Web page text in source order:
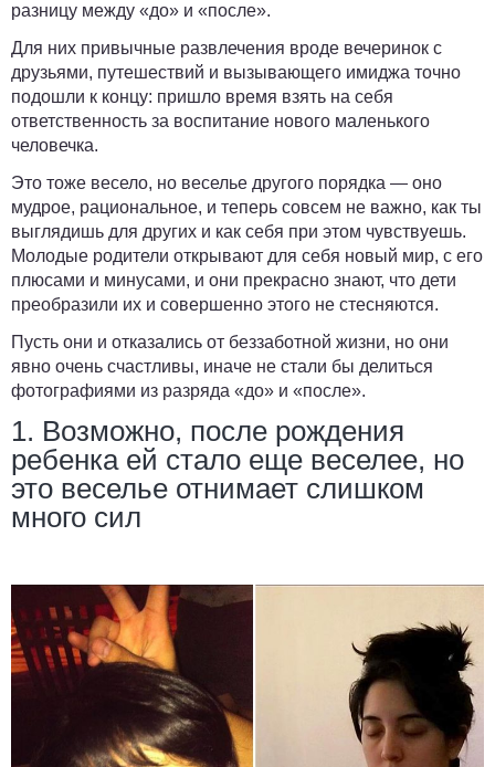
разницу между «до» и «после».
Для них привычные развлечения вроде вечеринок с
друзьями, путешествий и вызывающего имиджа точно
подошли к концу: пришло время взять на себя
ответственность за воспитание нового маленького
человечка.
Это тоже весело, но веселье другого порядка — оно
мудрое, рациональное, и теперь совсем не важно, как ты
выглядишь для других и как себя при этом чувствуешь.
Молодые родители открывают для себя новый мир, с его
плюсами и минусами, и они прекрасно знают, что дети
преобразили их и совершенно этого не стесняются.
Пусть они и отказались от беззаботной жизни, но они
явно очень счастливы, иначе не стали бы делиться
фотографиями из разряда «до» и «после».
1. Возможно, после рождения
ребенка ей стало еще веселее, но
это веселье отнимает слишком
много сил